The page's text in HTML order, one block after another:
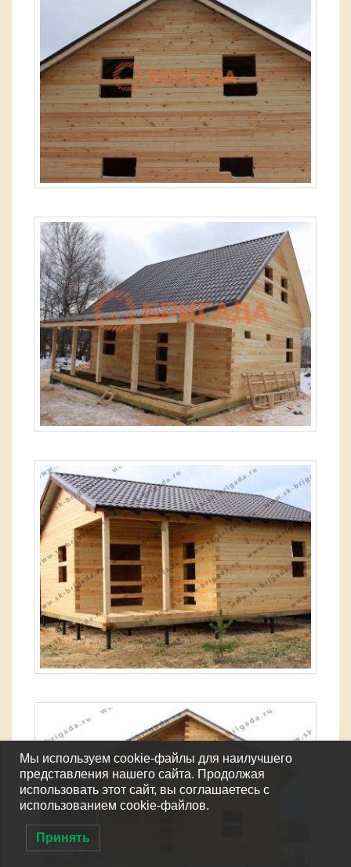
Мы используем cookie-файлы для наилучшего
представления нашего сайта. Продолжая
использовать этот сайт, вы соглашаетесь с
использованием cookie-файлов.
Принять